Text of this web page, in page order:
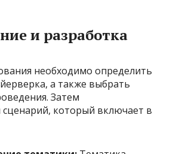
и разработка
необходимо определить
а также выбрать
Затем
сценарий, который включает в